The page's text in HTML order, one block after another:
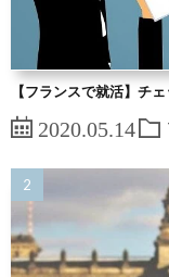
【フランスで就活】チ
2020.05.14